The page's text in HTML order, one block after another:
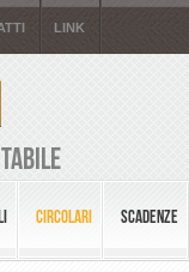
LINK
CIRCOLARI SCADENZE